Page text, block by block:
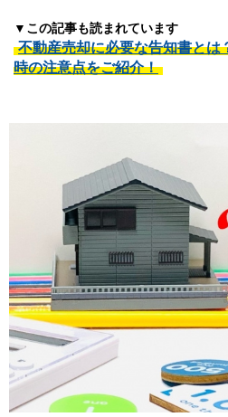
▼この記事も読まれています
不動産売却に必要な告知書とは
時の注意点をご紹介！